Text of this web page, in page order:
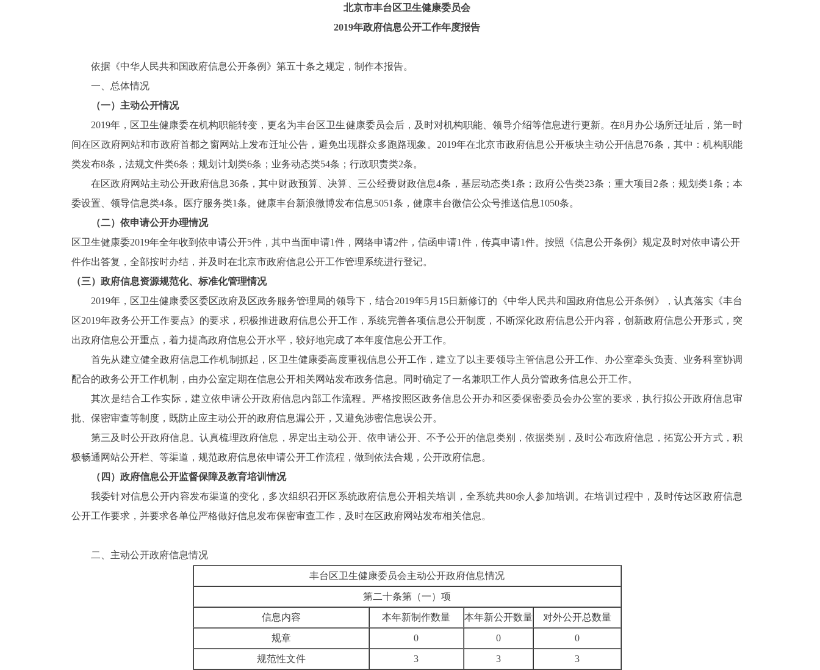
北京市丰台区卫生健康委员会
2019年政府信息公开工作年度报告
依据《中华人民共和国政府信息公开条例》 第五十条之规定，制作本报告。
一、总体情况
（一）主动公开情况
2019年，区卫生健康委在机构职能转变，更名为丰台区卫生健康委员会后， 及时对机构职能、领导介绍等信息进行更新。在8月办公场所迁址后， 第一时
间在区政府网站和市政府首都之窗网站上发布迁址公告，避免出现群众多跑路现象。 2019年在北京市政府信息公开板块主动公开信息76条，其中 ：机构职能
类发布8条，法规文件类6条；规划计划类6条；业务动态类54条；行政职责类2条。
在区政府网站主动公开政府信息36条，其中财政预算、决算、三公经费财政信息4条，基层动态类1条；政府公告类23条；重大项目 2条；规划类1条；本
委设置、领导信息类4条。医疗服务类1条。健康丰台新浪微博发布信息5051条， 健康丰台微信公众号推送信息1050条。
（二）依申请公开办理情况
区卫生健康委2019年全年收到依申请公开5件，其中当面申请1件，网络申请2件，信函申请1件，传真申请1件。按照《信息公开条例》规定及时对依申请公开
件作出答复，全部按时办结，并及时在北京市政府信息公开工作管理系统进行登记。
（三）政府信息资源规范化、标准化管理情况
2019年，区卫生健康委区委区政府及区政务服务管理局的领导下，结合2019年5月 15日新修订的《中华人民共和国政府信息公开条例》，认真落实《丰台
区2019年政务公开工作要点》的要求，积极推进政府信息公开工作，系统完善各项信息公开制度，不断深化政府信息公开内容，创新政府信息公开形式，突
出政府信息公开重点，着力提高政府信息公开水平，较好地完成了本年度信息公开工作。
首先从建立健全政府信息工作机制抓起，区卫生健康委高度重视信息公开工作，建立了以主要领导主管信息公开工作、办公室牵头负责、业务科室协调
配合的政务公开工作机制，由办公室定期在信息公开相关网站发布政务信息。同时确定了一名兼职工作人员分管政务信息公开工作。
其次是结合工作实际，建立依申请公开政府信息内部工作流程。严格按照区政务信息公开办和区委保密委员会办公室的要求，执行拟公开政府信息审
批、保密审查等制度，既防止应主动公开的政府信息漏公开，又避免涉密信息误公开。
第三及时公开政府信息。认真梳理政府信息，界定出主动公开、依申请公开、不予公开的信息类别，依据类别，及时公布政府信息，拓宽公开方式，积
极畅通网站公开栏、等渠道，规范政府信息依申请公开工作流程，做到依法合规，公开政府信息。
（四）政府信息公开监督保障及教育培训情况
我委针对信息公开内容发布渠道的变化，多次组织召开区系统政府信息公开相关培训，全系统共80余人参加培训。在培训过程中，及时传达区政府信息
公开工作要求，并要求各单位严格做好信息发布保密审查工作，及时在区政府网站发布相关信息。
二、主动公开政府信息情况
丰台区卫生健康委员会主动公开政府信息情况
第二十条第（一）项
信息内容
本年新制作数量 本年新公开数量
对外公开总数量
规章
0 0
0
规范性文件
3 3
3